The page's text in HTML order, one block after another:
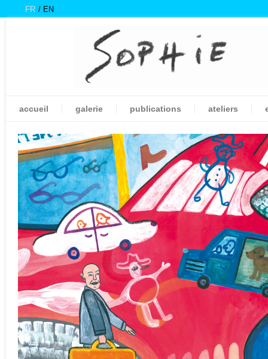
FR EN
accueil galerie publications ateliers